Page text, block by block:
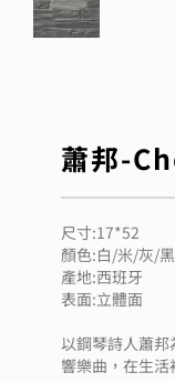
蕭邦-
尺寸:17*52
顏色:白/米/灰/黑
產地:西班牙
表面:立體面
以鋼琴詩人蕭
響樂曲，在生活